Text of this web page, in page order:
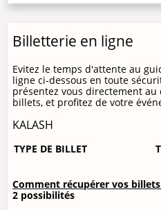
Billetterie en ligne
Evitez le temps d'attente au
ligne ci-dessous en toute
présentez vous directement au
billets, et profitez de votre
KALASH
TYPE DE BILLET
Comment récupérer vos
2 possibilités